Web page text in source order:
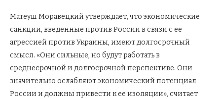
Матеуш Моравецкий утверждает, что экономические
санкции, введенные против России в связи с ее
агрессией против Украины, имеют долгосрочный
смысл. «Они сильные, но будут работать в
среднесрочной и долгосрочной перспективе. Они
значительно ослабляют экономический потенциал
России и должны привести к ее изоляции», считает